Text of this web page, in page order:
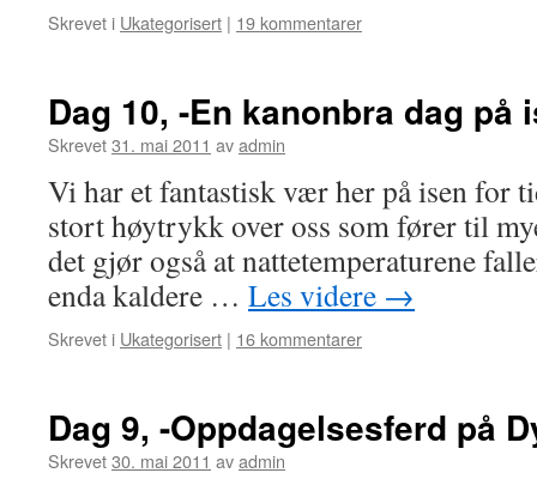
Skrevet i Ukategorisert | 19 kommentarer
Dag 10, -En kanonbra dag på
Skrevet31. mai 2011 avadmin
Vi har et fantastisk vær her på isen for
stort høytrykk over oss som fører til
det gjør også at nattetemperaturene
enda kaldere … Les videre →
Skrevet i Ukategorisert | 16 kommentarer
Dag 9, -Oppdagelsesferd på
Skrevet30. mai 2011 avadmin